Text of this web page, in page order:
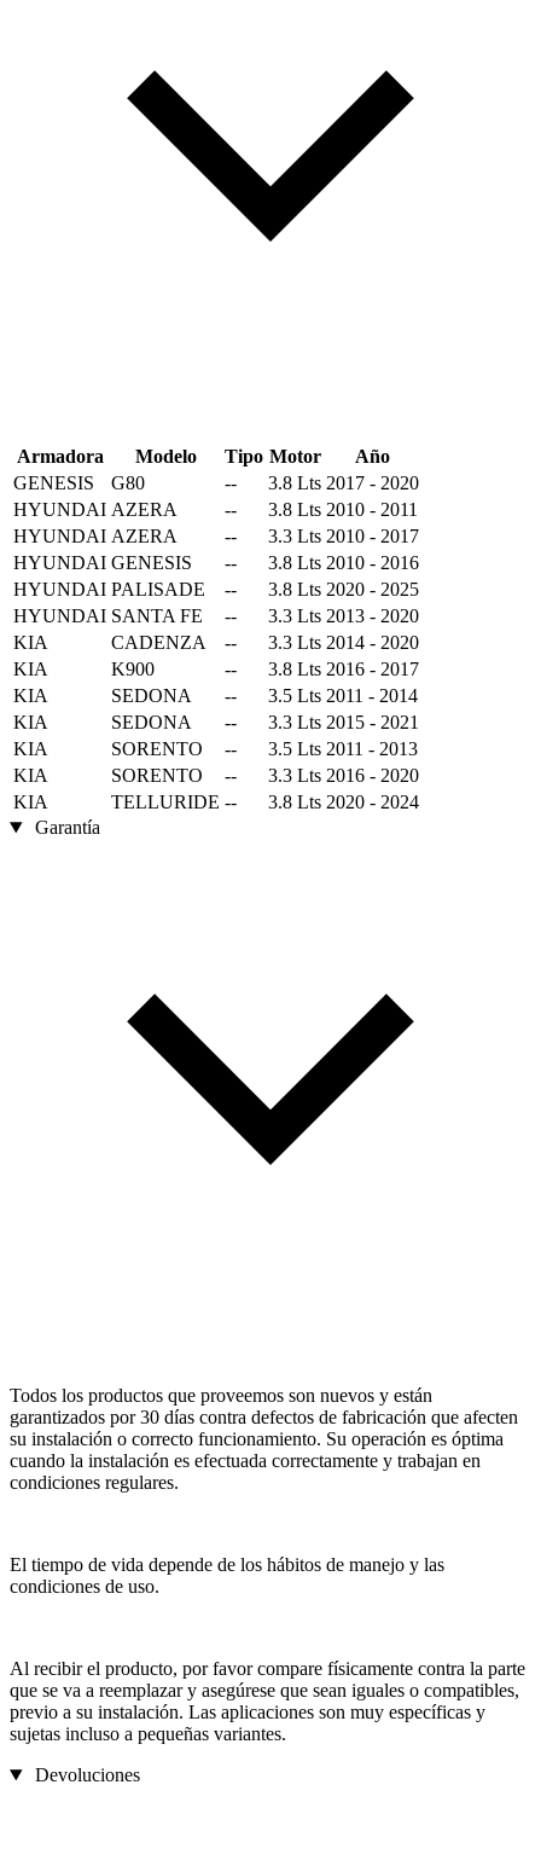
Armadora Modelo Tipo Motor
Año
GENESIS
G80 -- 3.8 Lts 2017 - 2020
HYUNDAI AZERA -- 3.8 Lts 2010 - 2011
HYUNDAI AZERA -- 3.3 Lts 2010 - 2017
HYUNDAI GENESIS -- 3.8 Lts 2010 - 2016
HYUNDAI PALISADE -- 3.8 Lts 2020 - 2025
HYUNDAI SANTA FE -- 3.3 Lts 2013 - 2020
KIA
CADENZA -- 3.3 Lts 2014 - 2020
KIA
K900 -- 3.8 Lts 2016 - 2017
KIA
SEDONA -- 3.5 Lts 2011 - 2014
KIA
SEDONA -- 3.3 Lts 2015 - 2021
KIA
SORENTO -- 3.5 Lts 2011 - 2013
KIA
SORENTO -- 3.3 Lts 2016 - 2020
KIA
TELLURIDE -- 3.8 Lts 2020 - 2024
Garantía
Todos los productos que proveemos son nuevos y están
garantizados por 30 días contra defectos de fabricación que afecten
su instalación o correcto funcionamiento. Su operación es óptima
cuando la instalación es efectuada correctamente y trabajan en
condiciones regulares.
El tiempo de vida depende de los hábitos de manejo y las
condiciones de uso.
Al recibir el producto, por favor compare físicamente contra la parte
que se va a reemplazar y asegúrese que sean iguales o compatibles,
previo a su instalación. Las aplicaciones son muy específicas y
sujetas incluso a pequeñas variantes.
Devoluciones